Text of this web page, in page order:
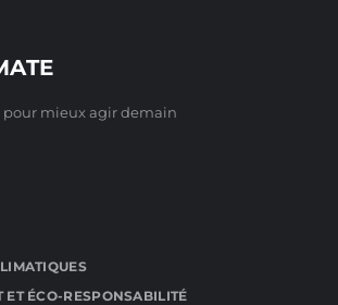
pour mieux agir demain
ET ÉCO-RESPONSABILITÉ